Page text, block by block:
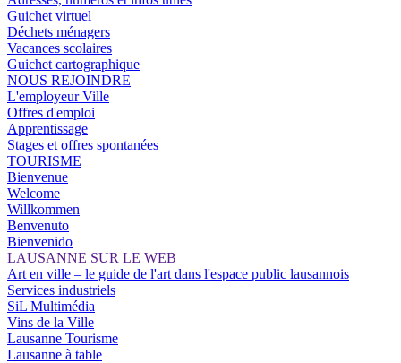
Guichet virtuel
Déchets ménagers
Vacances scolaires
Guichet cartographique
NOUS REJOINDRE
L'employeur Ville
Offres d'emploi
Apprentissage
Stages et offres spontanées
TOURISME
Bienvenue
Welcome
Willkommen
Benvenuto
Bienvenido
LAUSANNE SUR LE WEB
Art en ville – le guide de l'art dans l'espace public lausannois
Services industriels
SiL Multimédia
Vins de la Ville
Lausanne Tourisme
Lausanne à table